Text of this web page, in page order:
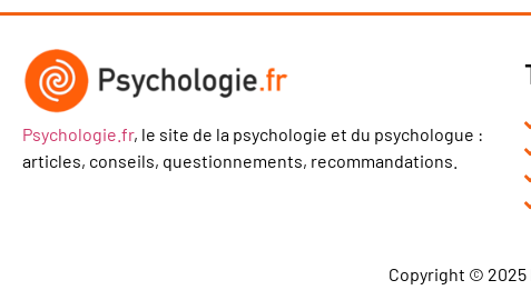
Psychologie.fr, le site de la psychologie et du psychologue :
articles, conseils, questionnements, recommandations.
Copyright © 2025